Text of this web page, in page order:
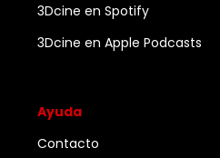
3Dcine en Spotify
3Dcine en Apple Podcasts
Ayuda
Contacto